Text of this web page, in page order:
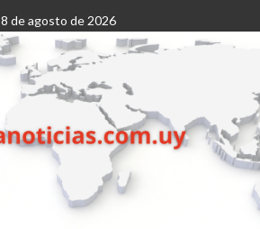
8 de agosto de 2026